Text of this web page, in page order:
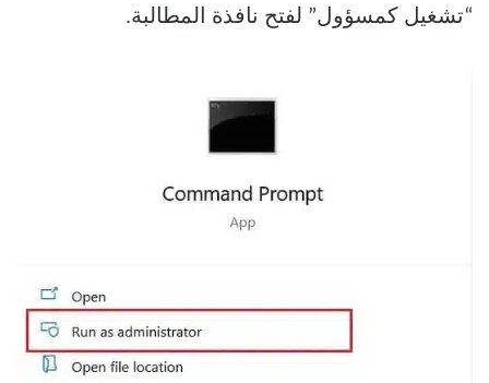
“تشغيل كمسؤول” لفتح نافذة المطالبة.